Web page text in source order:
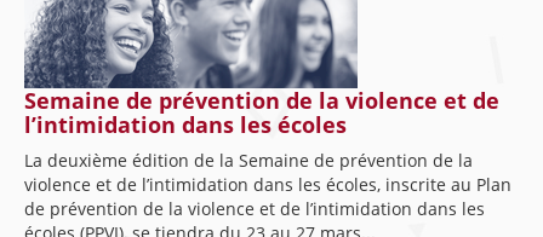
Semaine de prévention de la violence et de
l’intimidation dans les écoles
La deuxième édition de la Semaine de prévention de la
violence et de l’intimidation dans les écoles, inscrite au Plan
de prévention de la violence et de l’intimidation dans les